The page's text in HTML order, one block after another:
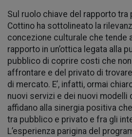
Sul ruolo chiave del rapporto tra
Cottino ha sottolineato la
concezione culturale che tende
rapporto in un’ottica legata alla
pubblico di coprire costi che
affrontare e del privato di
di mercato. E’, infatti, ormai
nuovi servizi e dei nuovi modelli
affidano alla sinergia positiva
tra pubblico e privato e fra gli
L’esperienza parigina del